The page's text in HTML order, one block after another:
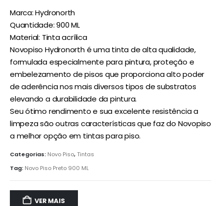
Marca: Hydronorth
Quantidade: 900 ML
Material: Tinta acrílica
Novopiso Hydronorth é uma tinta de alta qualidade,
formulada especialmente para pintura, proteção e
embelezamento de pisos que proporciona alto poder
de aderência nos mais diversos tipos de substratos
elevando a durabilidade da pintura.
Seu ótimo rendimento e sua excelente resistência a
limpeza são outras características que faz do Novopiso
a melhor opção em tintas para piso.
Categorias: Novo Piso,Tintas
Tag: Novo Piso Preto 900 ML
VER MAIS